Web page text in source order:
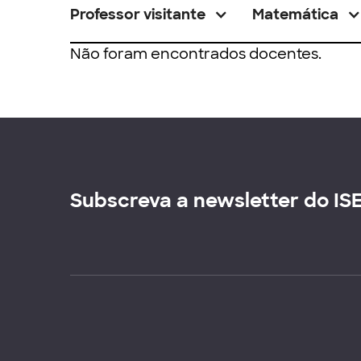
Professor visitante Matemática
Não foram encontrados docentes.
Subscreva a newsletter do